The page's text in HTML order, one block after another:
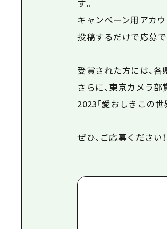
す。
キャンペーン用アカ
投稿するだけで応募で
受賞された方には、各
さらに、東京カメラ
2023「愛おしきこの世
ぜひ、ご応募ください！